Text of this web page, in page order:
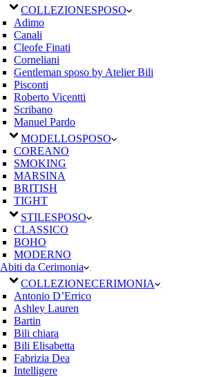
COLLEZIONESPOSO
Adimo
Canali
Cleofe Finati
Corneliani
Gentleman sposo by Atelier Bili
Pisconti
Roberto Vicentti
Scribano
Manuel Pardo
MODELLOSPOSO
COREANO
SMOKING
MARSINA
BRITISH
TIGHT
STILESPOSO
CLASSICO
BOHO
MODERNO
Abiti da Cerimonia
COLLEZIONECERIMONIA
Antonio D’Errico
Ashley Lauren
Bartin
Bili chiara
Bili Elisabetta
Fabrizia Dea
Intelligere